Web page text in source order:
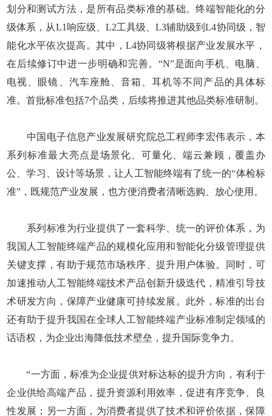
划分和测试方法，是所有品类标准的基础。终端智能化的分
级体系，从L1响应级、L2工具级、L3辅助级到L4协同级，智
能化水平依次提高。其中，L4协同级将根据产业发展水平，
在后续修订中进一步明确和完善。“N”是面向手机、电脑、
电视、眼镜、汽车座舱、音箱、耳机等不同产品的具体标
准。首批标准包括7个品类，后续将推进其他品类标准研制。
中国电子信息产业发展研究院总工程师李宏伟表示，本
系列标准最大亮点是场景化、可量化、端云兼顾，覆盖办
公、学习、设计等场景，让人工智能终端有了统一的“体检标
准”，既规范产业发展，也方便消费者清晰选购、放心使用。
系列标准为行业提供了一套科学、统一的评价体系，为
我国人工智能终端产品的规模化应用和智能化分级管理提供
关键支撑，有助于规范市场秩序、提升用户体验。同时，可
加速推动人工智能终端技术产品创新升级迭代，精准引导技
术研发方向，保障产业健康可持续发展。此外，标准的出台
还有助于提升我国在全球人工智能终端产业标准制定领域的
话语权，为企业出海降低技术壁垒，提升国际竞争力。
“一方面，标准为企业提供对标达标的提升方向，有利于
企业供给高端产品，提升资源利用效率，促进有序竞争、良
性发展；另一方面，为消费者提供了技术和评价依据，保障